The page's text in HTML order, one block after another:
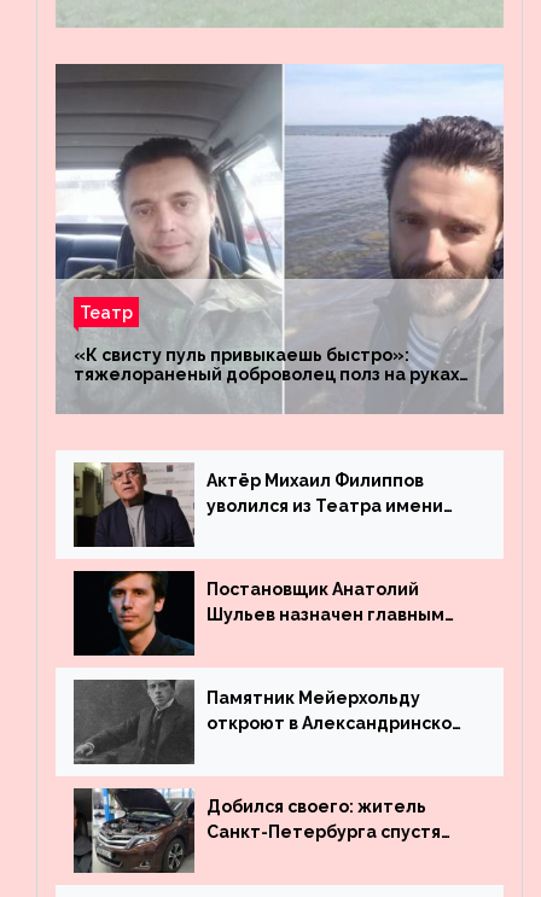
«Восток»
Театр
«К свисту пуль привыкаешь быстро»:
тяжелораненый доброволец полз на руках
четыре километра через заминированное
поле
Актёр Михаил Филиппов
уволился из Театра имени
Постановщик Анатолий
Шульев назначен главным
Вахтангова
Памятник Мейерхольду
откроют в Александринском
Добился своего: житель
Санкт-Петербурга спустя
угнанную в Казахстан